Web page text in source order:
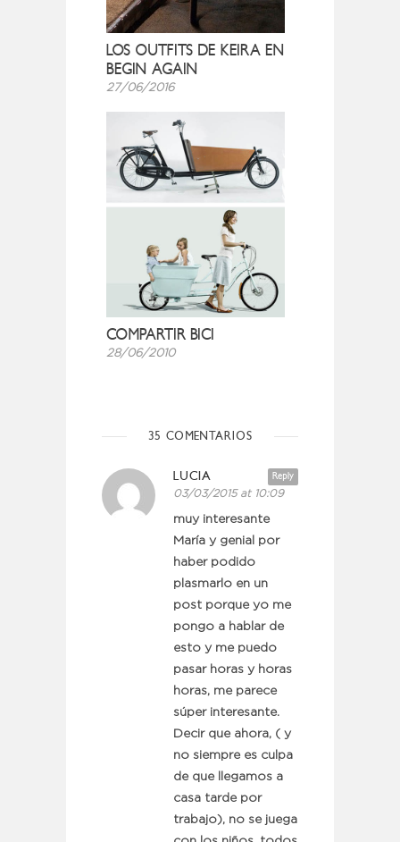
LOS OUTFITS DE KEIRA EN
BEGIN AGAIN
27/06/2016
COMPARTIR BICI
28/06/2010
35 COMENTARIOS
Reply
LUCIA
03/03/2015 at 10:09
muy interesante
María y genial por
haber podido
plasmarlo en un
post porque yo me
pongo a hablar de
esto y me puedo
pasar horas y horas
horas, me parece
súper interesante.
Decir que ahora, ( y
no siempre es culpa
de que llegamos a
casa tarde por
trabajo), no se juega